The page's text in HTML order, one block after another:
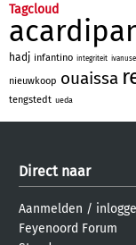
Tagcloud
hadj infantino integriteit
nieuwkoop ouaissa
tengstedt ueda
Direct naar
Aanmelden /
Feyenoord Forum